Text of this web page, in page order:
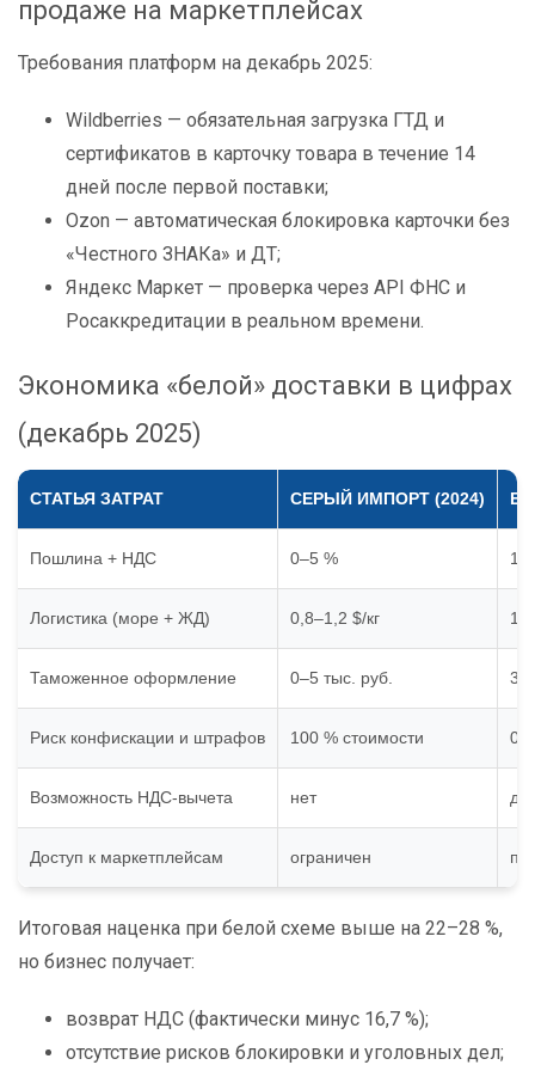
продаже на маркетплейсах
Требования платформ на декабрь 2025:
Wildberries — обязательная загрузка ГТД и
сертификатов в карточку товара в течение 14
дней после первой поставки;
Ozon — автоматическая блокировка карточки без
«Честного ЗНАКа» и ДТ;
Яндекс Маркет — проверка через API ФНС и
Росаккредитации в реальном времени.
Экономика «белой» доставки в цифрах
(декабрь 2025)
СТАТЬЯ ЗАТРАТ СЕРЫЙ ИМПОРТ (2024)
Пошлина + НДС 0–5 %
Логистика (море + ЖД) 0,8–1,2 $/кг
Таможенное оформление 0–5 тыс. руб.
Риск конфискации и штрафов 100 % стоимости 0
Возможность НДС-вычета нет да
Доступ к маркетплейсам ограничен
Итоговая наценка при белой схеме выше на 22–28 %,
но бизнес получает:
возврат НДС (фактически минус 16,7 %);
отсутствие рисков блокировки и уголовных дел;